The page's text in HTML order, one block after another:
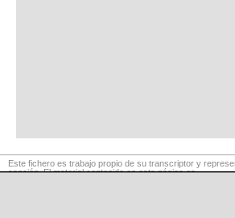
Este fichero es trabajo propio de su transcriptor y
canción. El material contenido en esta página es